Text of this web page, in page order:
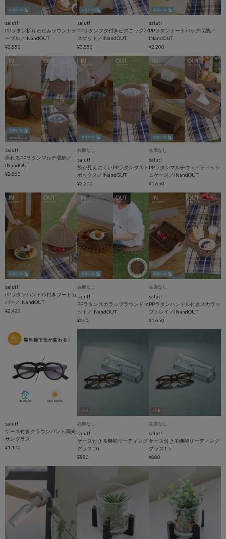
salut!
PPラタン折りたたみラウンドテ
ーブル／INandOUT
¥3,850
salut!
PPラタンフタ付きピクニックバ
スケット／INandOUT
¥3,850
salut!
PPラタントートバッグ収納／
INandOUT
¥2,200
salut!
座れるPPラタンマルチ収納／
INandOUT
¥2,860
在庫なし
salut!
袋が見えにくいPPラタンダスト
ボックス／INandOUT
¥2,200
在庫なし
salut!
PPラタンマルチウェイティッシ
ュケース／INandOUT
¥1,650
salut!
PPラタンハンドル付きフードカ
バー／INandOUT
¥2,420
在庫なし
salut!
PPラタンスカラップラウンドマ
ット／INandOUT
¥660
在庫なし
salut!
PPラタンハンドル付きスカラッ
プトレイ／INandOUT
¥1,650
salut!
ケース付きクラウンパント調光
サングラス
¥1,100
在庫なし
salut!
ケース付き多機能リーディング
グラス1.0
¥880
在庫なし
salut!
ケース付き多機能リーディング
グラス1.5
¥880